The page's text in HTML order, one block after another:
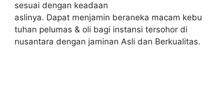
sesuai dengan keadaan
aslinya. Dapat menjamin beraneka macam kebu
tuhan pelumas & oli bagi instansi tersohor di
nusantara dengan jaminan Asli dan Berkualitas.